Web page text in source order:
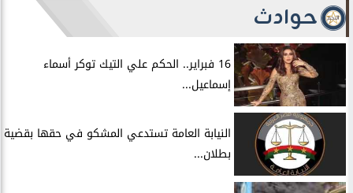
حوادث
16 فبراير.. الحكم علي التيك توكر أسماء
إسماعيل...
النيابة العامة تستدعي المشكو في حقها بقضية
بطلان...